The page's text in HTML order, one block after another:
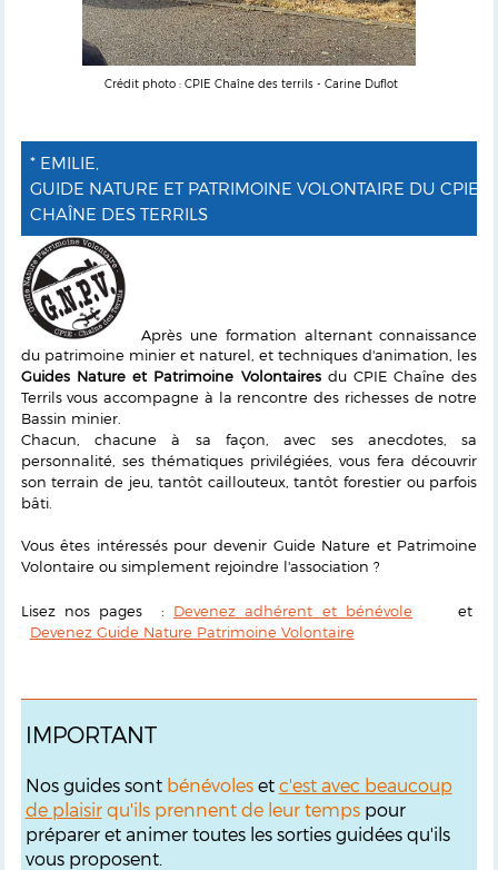
Crédit photo : CPIE Chaîne des terrils - Carine Duflot
* EMILIE,
GUIDE NATURE ET PATRIMOINE VOLONTAIRE DU CPIE
CHAÎNE DES TERRILS
Après une formation alternant connaissance
du patrimoine minier et naturel, et techniques d'animation, les
Guides Nature et Patrimoine Volontairesdu CPIE Chaîne des
Terrils vous accompagne à la rencontre des richesses de notre
Bassin minier.
Chacun, chacune à sa façon, avec ses anecdotes, sa
personnalité, ses thématiques privilégiées, vous fera découvrir
son terrain de jeu, tantôt caillouteux, tantôt forestier ou parfois
bâti.
Vous êtes intéressés pour devenir Guide Nature et Patrimoine
Volontaire ou simplement rejoindre l'association ?
Lisez nos pages : Devenez adhérent et bénévole et
Devenez Guide Nature Patrimoine Volontaire
IMPORTANT
Nos guides sont bénévoleset c'est avec beaucoup
de plaisirqu'ils prennent de leur tempspour
préparer et animer toutes les sorties guidées qu'ils
vous proposent.